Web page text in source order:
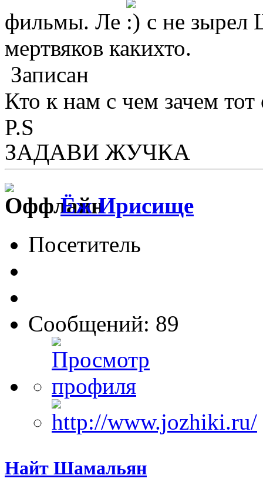
фильмы. Ле
с не зырел
мертвяков какихто.
Записан
Кто к нам с чем зачем тот
P.S
ЗАДАВИ ЖУЧКА
Ёж Ирисище
Посетитель
Сообщений: 89
Найт Шамальян